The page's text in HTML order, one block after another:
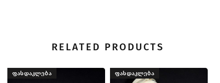
RELATED PRODUCTS
ᲤᲐᲡᲓᲐᲙᲚᲔᲑᲐ ᲤᲐᲡᲓᲐᲙᲚᲔᲑᲐ